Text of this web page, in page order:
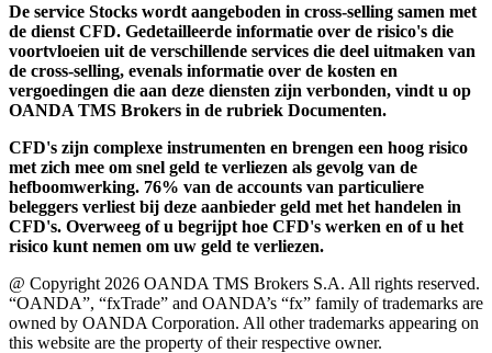
De service Stocks wordt aangeboden in cross-selling samen met
de dienst CFD. Gedetailleerde informatie over de risico's die
voortvloeien uit de verschillende services die deel uitmaken van
de cross-selling, evenals informatie over de kosten en
vergoedingen die aan deze diensten zijn verbonden, vindt u op
OANDA TMS Brokers in de rubriek Documenten.
CFD's zijn complexe instrumenten en brengen een hoog risico
met zich mee om snel geld te verliezen als gevolg van de
hefboomwerking. 76% van de accounts van particuliere
beleggers verliest bij deze aanbieder geld met het handelen in
CFD's. Overweeg of u begrijpt hoe CFD's werken en of u het
risico kunt nemen om uw geld te verliezen.
@ Copyright 2026 OANDA TMS Brokers S.A. All rights reserved.
“OANDA”, “fxTrade” and OANDA’s “fx” family of trademarks are
owned by OANDA Corporation. All other trademarks appearing on
this website are the property of their respective owner.